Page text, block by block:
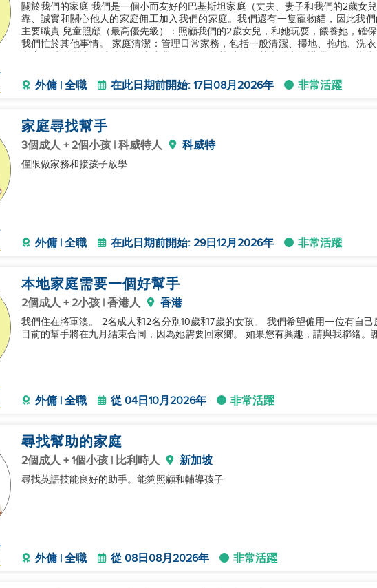
關於我們的家庭 我們是一個小而友好的巴基斯坦家庭（丈夫、妻子和我們的2歲女
靠、誠實和關心他人的家庭佣工加入我們的家庭。我們還有一隻寵物貓，因此我們
主要職責 兒童照顧（最高優先級）：照顧我們的2歲女兒，和她玩耍，餵養她，確
我們忙於其他事情。 家庭清潔：管理日常家務，包括一般清潔、掃地、拖地、洗
外傭 | 全職 在此日期前開始: 17日08月2026年 非常活躍
家庭尋找幫手
3個成人 + 2個小孩 | 科威特人 科威特
僅限做家務和接孩子放學
外傭 | 全職 在此日期前開始: 29日12月2026年 非常活躍
本地家庭需要一個好幫手
2個成人 + 2小孩 | 香港人 香港
我們住在將軍澳。 2名成人和2名分別10歲和7歲的女孩。 我們希望僱用一位有自己房間的好幫手：） 我
目前的幫手將在九月結束合同，因為她需要回家鄉。 如果您有興趣，請與
外傭 | 全職 從 04日10月2026年 非常活躍
尋找幫助的家庭
2個成人 + 1個小孩 | 比利時人 新加坡
尋找英語技能良好的助手。能夠照顧和輔導孩子
外傭 | 全職 從 08日08月2026年 非常活躍